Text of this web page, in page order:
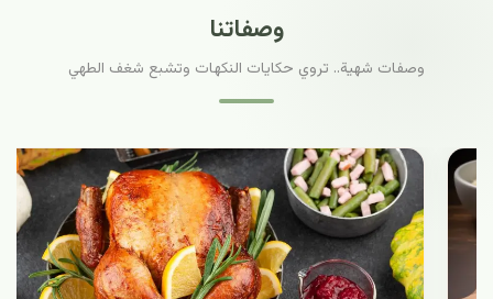
وصفاتنا
وصفات شهية.. تروي حكايات النكهات وتشبع شغف الطهي